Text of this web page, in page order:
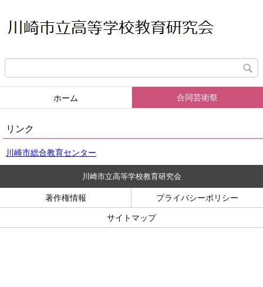
ホーム 合同芸術祭
リンク
川崎市総合教育センター
川崎市立高等学校教育研究会
著作権情報 プライバシーポリシー
サイトマップ